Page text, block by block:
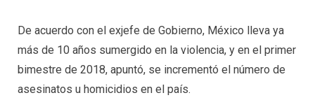
De acuerdo con el exjefe de Gobierno, México lleva ya
más de 10 años sumergido en la violencia, y en el primer
bimestre de 2018, apuntó, se incrementó el número de
asesinatos u homicidios en el país.